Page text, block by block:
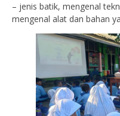
– jenis batik, mengenal
mengenal alat dan bahan